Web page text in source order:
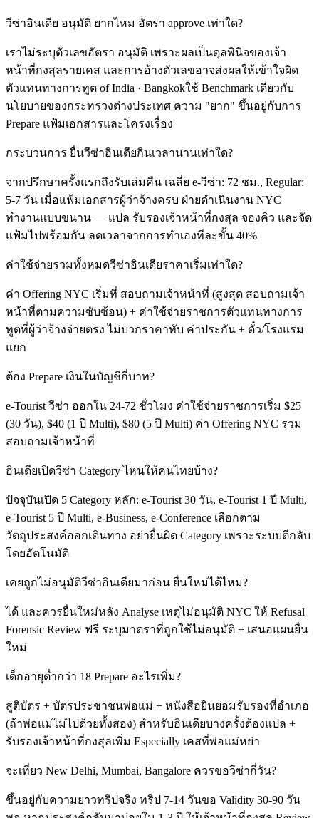
วีซ่าอินเดีย อนุมัติ ยากไหม อัตรา approve เท่าใด?
เราไม่ระบุตัวเลขอัตรา อนุมัติ เพราะผลเป็นดุลพินิจของเจ้า
หน้าที่กงสุลรายเคส และการอ้างตัวเลขอาจส่งผลให้เข้าใจผิด
ตัวแทนทางการทูต of India · Bangkokใช้ Benchmark เดียวกับ
นโยบายของกระทรวงต่างประเทศ ความ "ยาก" ขึ้นอยู่กับการ
Prepare แฟ้มเอกสารและโครงเรื่อง
กระบวนการ ยื่นวีซ่าอินเดียกินเวลานานเท่าใด?
จากปรึกษาครั้งแรกถึงรับเล่มคืน เฉลี่ย e-วีซ่า: 72 ชม., Regular:
5-7 วัน เมื่อแฟ้มเอกสารผู้ว่าจ้างครบ ฝ่ายดำเนินงาน NYC
ทำงานแบบขนาน — แปล รับรองเจ้าหน้าที่กงสุล จองคิว และจัด
แฟ้มไปพร้อมกัน ลดเวลาจากการทำเองทีละขั้น 40%
ค่าใช้จ่ายรวมทั้งหมดวีซ่าอินเดียราคาเริ่มเท่าใด?
ค่า Offering NYC เริ่มที่ สอบถามเจ้าหน้าที่ (สูงสุด สอบถามเจ้า
หน้าที่ตามความซับซ้อน) + ค่าใช้จ่ายราชการตัวแทนทางการ
ทูตที่ผู้ว่าจ้างจ่ายตรง ไม่บวกราคาทับ ค่าประกัน + ตั๋ว/โรงแรม
แยก
ต้อง Prepare เงินในบัญชีกี่บาท?
e-Tourist วีซ่า ออกใน 24-72 ชั่วโมง ค่าใช้จ่ายราชการเริ่ม $25
(30 วัน), $40 (1 ปี Multi), $80 (5 ปี Multi) ค่า Offering NYC รวม
สอบถามเจ้าหน้าที่
อินเดียเปิดวีซ่า Category ไหนให้คนไทยบ้าง?
ปัจจุบันเปิด 5 Category หลัก: e-Tourist 30 วัน, e-Tourist 1 ปี Multi,
e-Tourist 5 ปี Multi, e-Business, e-Conference เลือกตาม
วัตถุประสงค์ออกเดินทาง อย่ายื่นผิด Category เพราะระบบตีกลับ
โดยอัตโนมัติ
เคยถูกไม่อนุมัติวีซ่าอินเดียมาก่อน ยื่นใหม่ได้ไหม?
ได้ และควรยื่นใหม่หลัง Analyse เหตุไม่อนุมัติ NYC ให้ Refusal
Forensic Review ฟรี ระบุมาตราที่ถูกใช้ไม่อนุมัติ + เสนอแผนยื่น
ใหม่
เด็กอายุต่ำกว่า 18 Prepare อะไรเพิ่ม?
สูติบัตร + บัตรประชาชนพ่อแม่ + หนังสือยินยอมรับรองที่อำเภอ
(ถ้าพ่อแม่ไม่ไปด้วยทั้งสอง) สำหรับอินเดียบางครั้งต้องแปล +
รับรองเจ้าหน้าที่กงสุลเพิ่ม Especially เคสที่พ่อแม่หย่า
จะเที่ยว New Delhi, Mumbai, Bangalore ควรขอวีซ่ากี่วัน?
ขึ้นอยู่กับความยาวทริปจริง ทริป 7-14 วันขอ Validity 30-90 วัน